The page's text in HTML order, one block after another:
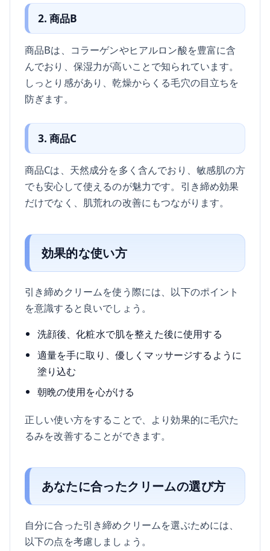
2. 商品B
商品Bは、コラーゲンやヒアルロン酸を豊富に含
んでおり、保湿力が高いことで知られています。
しっとり感があり、乾燥からくる毛穴の目立ちを
防ぎます。
3. 商品C
商品Cは、天然成分を多く含んでおり、敏感肌の方
でも安心して使えるのが魅力です。引き締め効果
だけでなく、肌荒れの改善にもつながります。
効果的な使い方
引き締めクリームを使う際には、以下のポイント
を意識すると良いでしょう。
洗顔後、化粧水で肌を整えた後に使用する
適量を手に取り、優しくマッサージするように
塗り込む
朝晩の使用を心がける
正しい使い方をすることで、より効果的に毛穴た
るみを改善することができます。
あなたに合ったクリームの選び方
自分に合った引き締めクリームを選ぶためには、
以下の点を考慮しましょう。